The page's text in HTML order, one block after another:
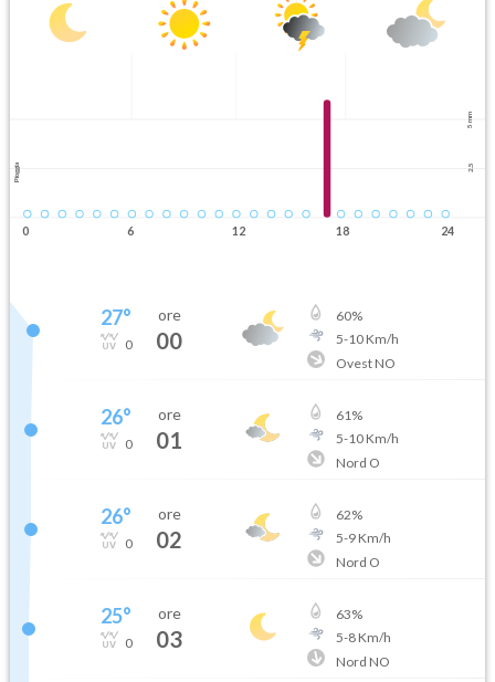
5 mm
2.5
Pioggia
0 6 12 18 24
27°
0
ore
00
60%
5-10Km/h
Ovest NO
26°
0
ore
01
61%
5-10Km/h
Nord O
26°
0
ore
02
62%
5-9Km/h
Nord O
25°
0
ore
03
63%
5-8Km/h
Nord NO